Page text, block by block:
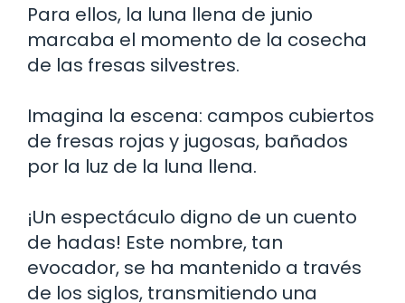
Para ellos, la luna llena de junio
marcaba el momento de la cosecha
de las fresas silvestres.
Imagina la escena: campos cubiertos
de fresas rojas y jugosas, bañados
por la luz de la luna llena.
¡Un espectáculo digno de un cuento
de hadas! Este nombre, tan
evocador, se ha mantenido a través
de los siglos, transmitiendo una